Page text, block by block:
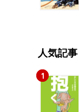
人気記事
1